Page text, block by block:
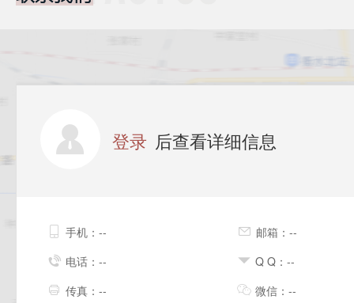
登录 后查看详细信息
手机：--
邮箱：--
电话：--
Q Q：--
传真：--
微信：--